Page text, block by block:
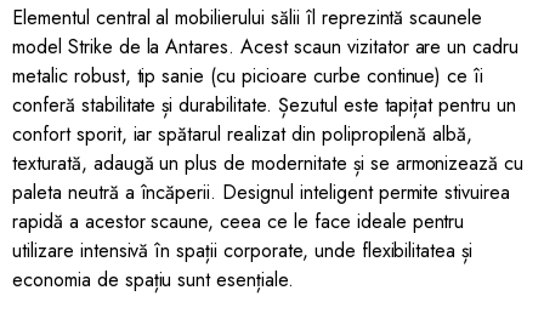
Elementul central al mobilierului sălii îl reprezintă scaunele
model Strike de la Antares. Acest scaun vizitator are un cadru
metalic robust, tip sanie (cu picioare curbe continue) ce îi
conferă stabilitate și durabilitate. Șezutul este tapițat pentru un
confort sporit, iar spătarul realizat din polipropilenă albă,
texturată, adaugă un plus de modernitate și se armonizează cu
paleta neutră a încăperii. Designul inteligent permite stivuirea
rapidă a acestor scaune, ceea ce le face ideale pentru
utilizare intensivă în spații corporate, unde flexibilitatea și
economia de spațiu sunt esențiale.